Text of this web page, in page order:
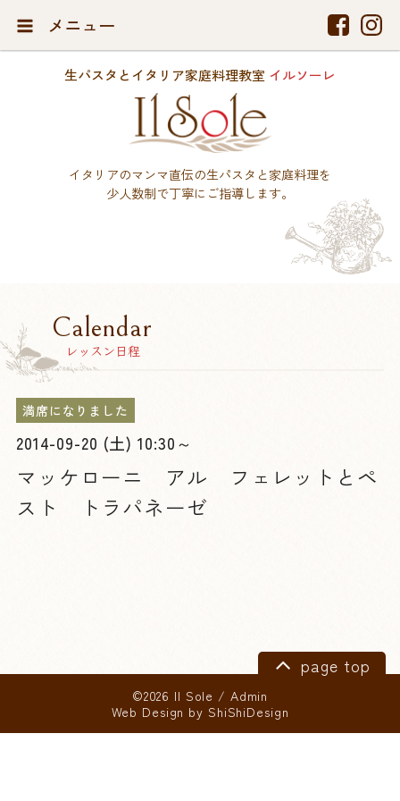
メニュー
生パスタとイタリア家庭料理教室 イルソーレ
イタリアのマンマ直伝の生パスタと家庭料理を
少人数制で丁寧にご指導します。
Calendar
レッスン日程
満席になりました
2014-09-20 (土) 10:30～
マッケローニ アル フェレットとペ
スト トラパネーゼ
page top
©2026 Il Sole / Admin
Web Design by ShiShiDesign